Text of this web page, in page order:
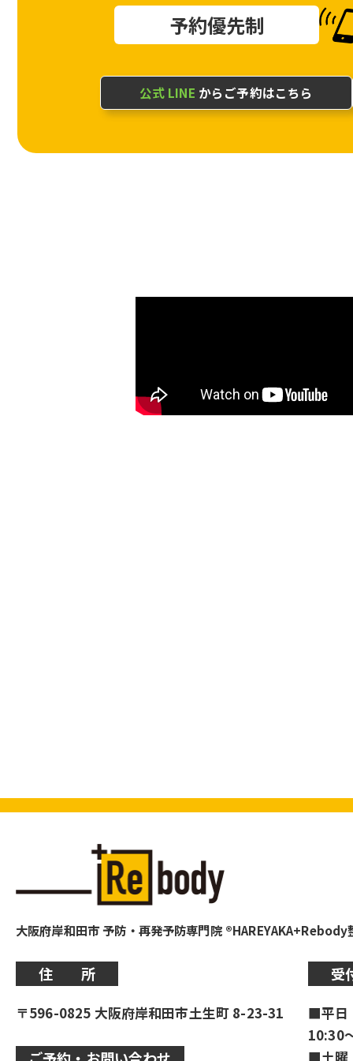
予約優先制
公式 LINE からご予約はこちら
大阪府岸和田市 予防・再発予防専門院 ®HAREYAKA+Rebody
住 所
〒596-0825 大阪府岸和田市土生町 8-23-31
受
■平日
10:30
■土曜